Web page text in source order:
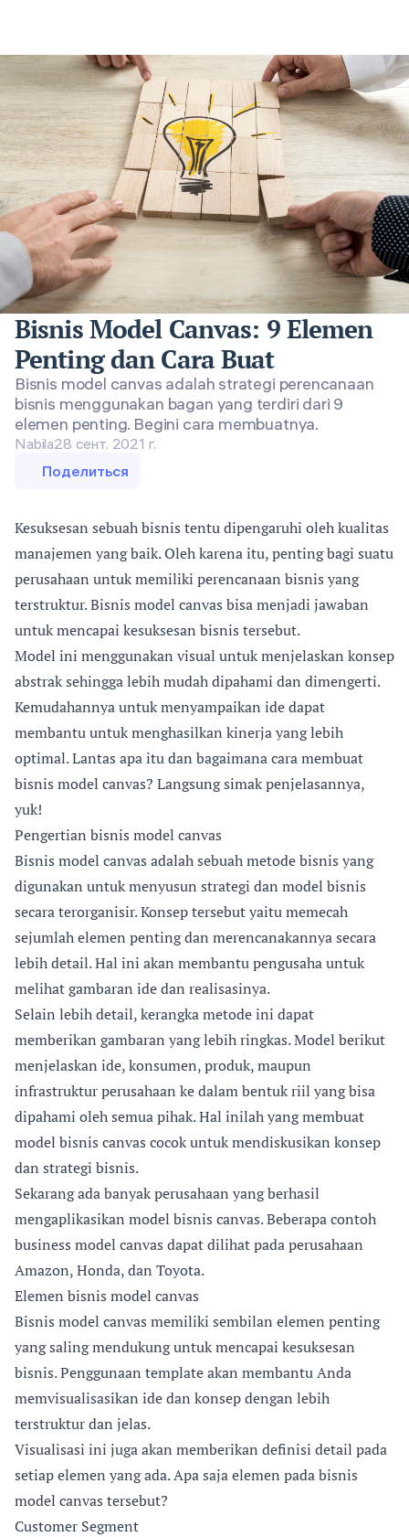
Bisnis Model Canvas: 9 Elemen
Penting dan Cara Buat
Bisnis model canvas adalah strategi perencanaan
bisnis menggunakan bagan yang terdiri dari 9
elemen penting. Begini cara membuatnya.
Nabila28 сент. 2021 г.
Поделиться
Kesuksesan sebuah bisnis tentu dipengaruhi oleh kualitas
manajemen yang baik. Oleh karena itu, penting bagi suatu
perusahaan untuk memiliki perencanaan bisnis yang
terstruktur. Bisnis model canvas bisa menjadi jawaban
untuk mencapai kesuksesan bisnis tersebut.
Model ini menggunakan visual untuk menjelaskan konsep
abstrak sehingga lebih mudah dipahami dan dimengerti.
Kemudahannya untuk menyampaikan ide dapat
membantu untuk menghasilkan kinerja yang lebih
optimal. Lantas apa itu dan bagaimana cara membuat
bisnis model canvas? Langsung simak penjelasannya,
yuk!
Pengertian bisnis model canvas
Bisnis model canvas adalah sebuah metode bisnis yang
digunakan untuk menyusun strategi dan model bisnis
secara terorganisir. Konsep tersebut yaitu memecah
sejumlah elemen penting dan merencanakannya secara
lebih detail. Hal ini akan membantu pengusaha untuk
melihat gambaran ide dan realisasinya.
Selain lebih detail, kerangka metode ini dapat
memberikan gambaran yang lebih ringkas. Model berikut
menjelaskan ide, konsumen, produk, maupun
infrastruktur perusahaan ke dalam bentuk riil yang bisa
dipahami oleh semua pihak. Hal inilah yang membuat
model bisnis canvas cocok untuk mendiskusikan konsep
dan strategi bisnis.
Sekarang ada banyak perusahaan yang berhasil
mengaplikasikan model bisnis canvas. Beberapa contoh
business model canvas dapat dilihat pada perusahaan
Amazon, Honda, dan Toyota.
Elemen bisnis model canvas
Bisnis model canvas memiliki sembilan elemen penting
yang saling mendukung untuk mencapai kesuksesan
bisnis. Penggunaan template akan membantu Anda
memvisualisasikan ide dan konsep dengan lebih
terstruktur dan jelas.
Visualisasi ini juga akan memberikan definisi detail pada
setiap elemen yang ada. Apa saja elemen pada bisnis
model canvas tersebut?
Customer Segment